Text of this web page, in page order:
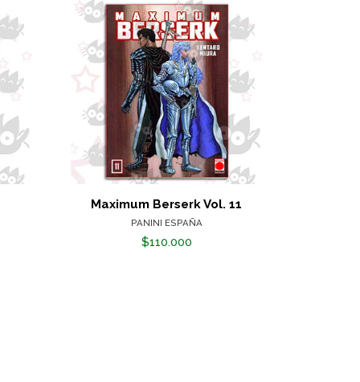
Maximum Berserk Vol. 11
PANINI ESPAÑA
$110.000